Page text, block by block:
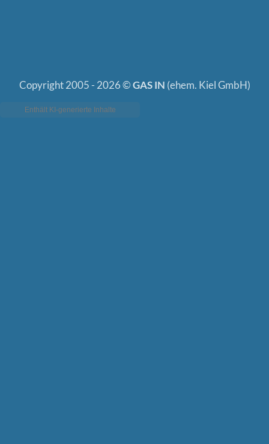
Copyright 2005 - 2026 ©GAS IN (ehem. Kiel GmbH)